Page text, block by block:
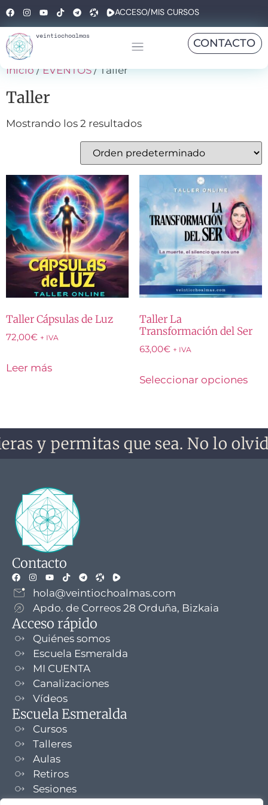
ACCESO/MIS CURSOS
veintiochoalmas
CONTACTO
Inicio/EVENTOS/ Taller
Taller
Mostrando los 2 resultados
Taller Cápsulas de Luz
72,00€ + IVA
Leer más
Taller La
Transformación del Ser
63,00€ + IVA
Seleccionar opciones
y permitas que sea. No lo
Contacto
hola@veintiochoalmas.com
Apdo. de Correos 28 Orduña, Bizkaia
Acceso rápido
Quiénes somos
Escuela Esmeralda
MI CUENTA
Canalizaciones
Vídeos
Escuela Esmeralda
Cursos
Talleres
Aulas
Retiros
Sesiones